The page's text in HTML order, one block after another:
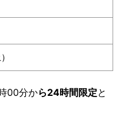
00分から24時間限定と